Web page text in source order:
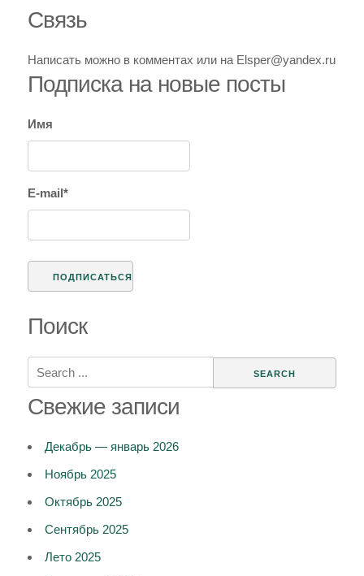
тысяч
за
(просто
Связь
Написать можно в комментах или на Elsper@yandex.ru
Подписка на новые посты
Имя
E-mail*
Поиск
Search
for:
Свежие записи
Декабрь — январь 2026
Ноябрь 2025
Октябрь 2025
Сентябрь 2025
Лето 2025